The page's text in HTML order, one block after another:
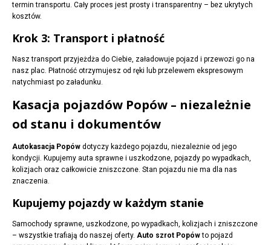
termin transportu. Cały proces jest prosty i transparentny – bez ukrytych
kosztów.
Krok 3: Transport i płatność
Nasz transport przyjeżdża do Ciebie, załadowuje pojazd i przewozi go na
nasz plac. Płatność otrzymujesz od ręki lub przelewem ekspresowym
natychmiast po załadunku.
Kasacja pojazdów Popów – niezależnie
od stanu i dokumentów
Autokasacja Popów dotyczy każdego pojazdu, niezależnie od jego
kondycji. Kupujemy auta sprawne i uszkodzone, pojazdy po wypadkach,
kolizjach oraz całkowicie zniszczone. Stan pojazdu nie ma dla nas
znaczenia.
Kupujemy pojazdy w każdym stanie
Samochody sprawne, uszkodzone, po wypadkach, kolizjach i zniszczone
– wszystkie trafiają do naszej oferty. Auto szrot Popówto pojazd